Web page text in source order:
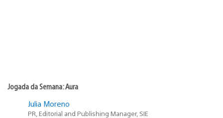
Jogada da Semana: Aura
Julia Moreno
PR, Editorial and Publishing Manager, SIE